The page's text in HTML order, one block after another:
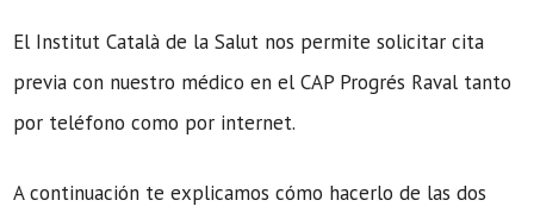
El Institut Català de la Salut nos permite solicitar cita
previa con nuestro médico en el CAP Progrés Raval tanto
por teléfono como por internet.
A continuación te explicamos cómo hacerlo de las dos